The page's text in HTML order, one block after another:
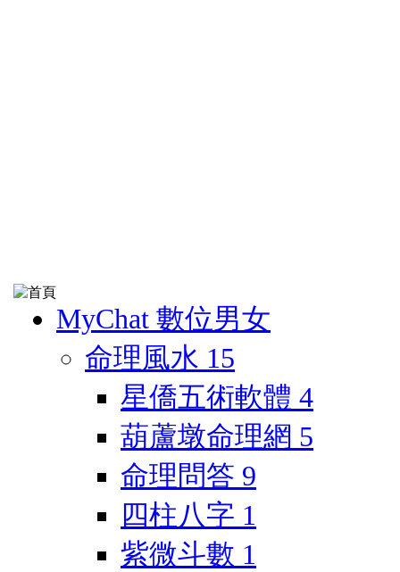
MyChat 數位男女
命理風水 15
星僑五術軟體 4
葫蘆墩命理網 5
命理問答 9
四柱八字 1
紫微斗數 1